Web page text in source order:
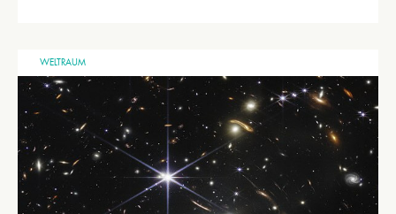
WELTRAUM